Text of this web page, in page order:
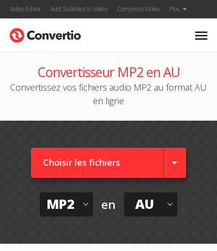
Video Editor Add Subtitles to Video Compress Video Plus
Convertisseur MP2 en AU
Convertissez vos fichiers audio MP2 au format AU
en ligne
Choisir les fichiers
MP2 en AU